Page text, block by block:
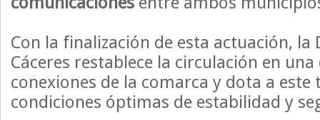
Con la finalización de esta actuación, la
Cáceres restablece la circulación en
conexiones de la comarca y dota a este
condiciones óptimas de estabilidad y